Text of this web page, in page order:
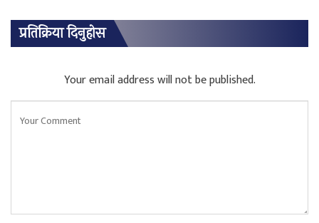
प्रतिक्रिया दिनुहोस
Your email address will not be published.